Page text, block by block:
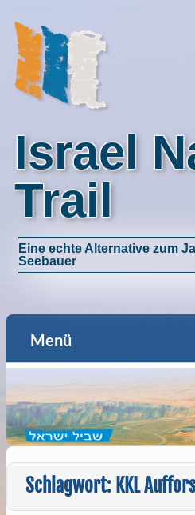
Israel
Trail
Eine echte Alternative zum
Seebauer
Menü
Schlagwort: KKL